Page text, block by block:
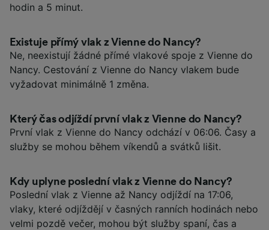
hodin a 5 minut.
Existuje přímý vlak z Vienne do Nancy?
Ne, neexistují žádné přímé vlakové spoje z Vienne do
Nancy. Cestování z Vienne do Nancy vlakem bude
vyžadovat minimálně 1 změna.
Který čas odjíždí první vlak z Vienne do Nancy?
První vlak z Vienne do Nancy odchází v 06:06. Časy a
služby se mohou během víkendů a svátků lišit.
Kdy uplyne poslední vlak z Vienne do Nancy?
Poslední vlak z Vienne až Nancy odjíždí na 17:06,
vlaky, které odjíždějí v časných ranních hodinách nebo
velmi pozdě večer, mohou být služby spaní, čas a